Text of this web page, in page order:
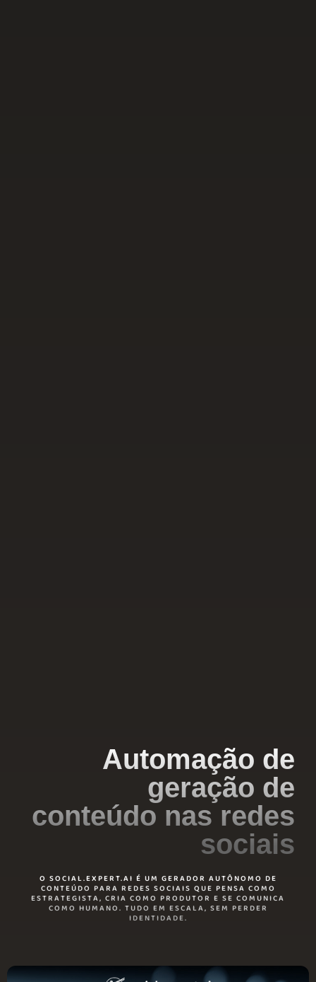
Automação de
geração de
conteúdo nas redes
sociais
O SOCIAL.EXPERT.AI É UM GERADOR AUTÔNOMO DE
CONTEÚDO PARA REDES SOCIAIS QUE PENSA COMO
ESTRATEGISTA, CRIA COMO PRODUTOR E SE COMUNICA
COMO HUMANO. TUDO EM ESCALA, SEM PERDER
IDENTIDADE.